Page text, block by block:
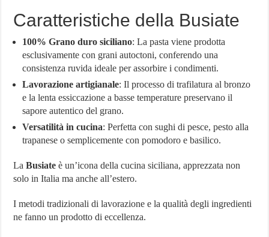
Caratteristiche della Busiate
100% Grano duro siciliano: La pasta viene prodotta
esclusivamente con grani autoctoni, conferendo una
consistenza ruvida ideale per assorbire i condimenti.
Lavorazione artigianale: Il processo di trafilatura al bronzo
e la lenta essiccazione a basse temperature preservano il
sapore autentico del grano.
Versatilità in cucina: Perfetta con sughi di pesce, pesto alla
trapanese o semplicemente con pomodoro e basilico.
LaBusiate è un’icona della cucina siciliana, apprezzata non
solo in Italia ma anche all’estero.
I metodi tradizionali di lavorazione e la qualità degli ingredienti
ne fanno un prodotto di eccellenza.